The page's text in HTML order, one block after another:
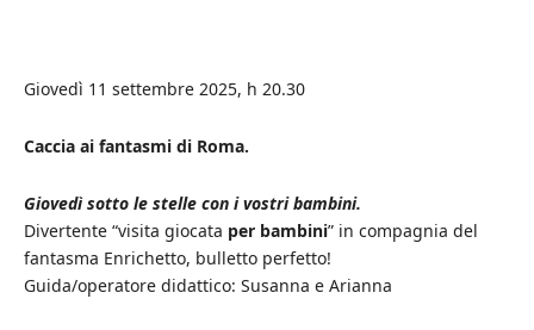
Giovedì 11 settembre 2025, h 20.30
Caccia ai fantasmi di Roma.
Giovedì sotto le stelle con i vostri bambini.
Divertente “visita giocata per bambini” in compagnia del
fantasma Enrichetto, bulletto perfetto!
Guida/operatore didattico: Susanna e Arianna